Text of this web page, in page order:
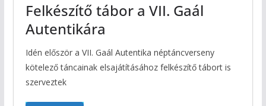
Felkészítő tábor a VII. Gaál
Autentikára
Idén először a VII. Gaál Autentika néptáncverseny
kötelező táncainak elsajátításához felkészítő tábort is
szerveztek